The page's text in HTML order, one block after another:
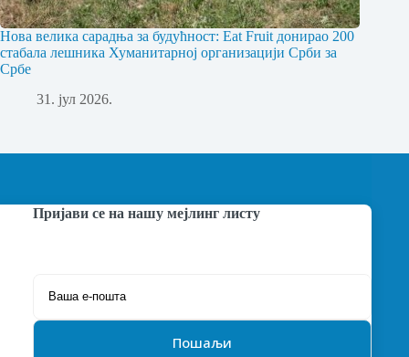
Нова велика сарадња за будућност: Eat Fruit донирао 200
стабала лешника Хуманитарној организацији Срби за
Србе
31. јул 2026.
Пријави се на нашу мејлинг листу